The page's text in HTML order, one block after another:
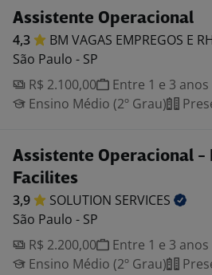
Assistente Operacional
4,3 BM VAGAS EMPREGOS E
São Paulo - SP
R$ 2.100,00
Entre 1 e 3 anos
Ensino Médio (2º Grau)
Assistente Operacional -
Facilites
3,9 SOLUTION SERVICES
São Paulo - SP
R$ 2.200,00
Entre 1 e 3 anos
Ensino Médio (2º Grau)